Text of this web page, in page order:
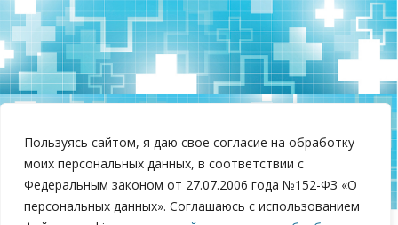
Пользуясь сайтом, я даю свое согласие на обработку
моих персональных данных, в соответствии с
Федеральным законом от 27.07.2006 года №152-ФЗ «О
персональных данных». Соглашаюсь с использованием